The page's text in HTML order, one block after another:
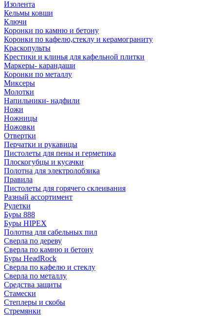
Изолента
Кельмы ковши
Ключи
Коронки по камню и бетону
Коронки по кафелю,стеклу и керамограниту
Краскопульты
Крестики и клинья для кафельной плитки
Маркеры- карандаши
Коронки по металлу
Миксеры
Молотки
Напильники- надфили
Ножи
Ножницы
Ножовки
Отвертки
Перчатки и рукавицы
Пистолеты для пены и герметика
Плоскогубцы и кусачки
Полотна для электролобзика
Правила
Пистолеты для горячего склеивания
Разный ассортимент
Рулетки
Буры 888
Буры HIPEX
Полотна для сабельных пил
Сверла по дереву
Сверла по камню и бетону
Буры HeadRock
Сверла по кафелю и стеклу
Сверла по металлу
Средства защиты
Стамески
Степлеры и скобы
Стремянки